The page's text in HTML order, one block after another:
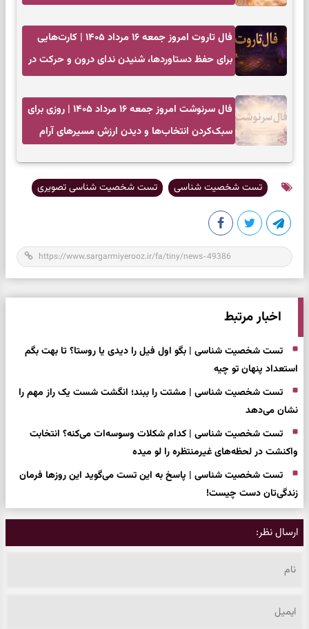
فال تاروت امروز جمعه ۱۶ مرداد ۱۴۰۵ | کارت‌هایی
برای حفظ دستاوردها، شنیدن ندای درون و حرکت در
فال سرنوشت امروز جمعه ۱۶ مرداد ۱۴۰۵ | روزی برای
سبک‌کردن انتخاب‌ها و دیدن ارزش مسیرهای آرام
تست شخصیت شناسی تست شخصیت شناسی تصویری
اخبار مرتبط
تست شخصیت شناسی | بگو اول فیل را دیدی یا روستا؟ تا بهت بگم
استعداد پنهان تو چیه
تست شخصیت شناسی | مشتت را ببند؛ انگشت شست یک راز مهم را
نشان می‌دهد
تست شخصیت شناسی | کدام شکلات وسوسه‌ات می‌کنه؟ انتخابت
واکنشت در لحظه‌های غیرمنتظره را لو میده
تست شخصیت شناسی | پاسخ به این تست می‌گوید این روزها فرمان
زندگی‌تان دست چیست!
ارسال نظر: